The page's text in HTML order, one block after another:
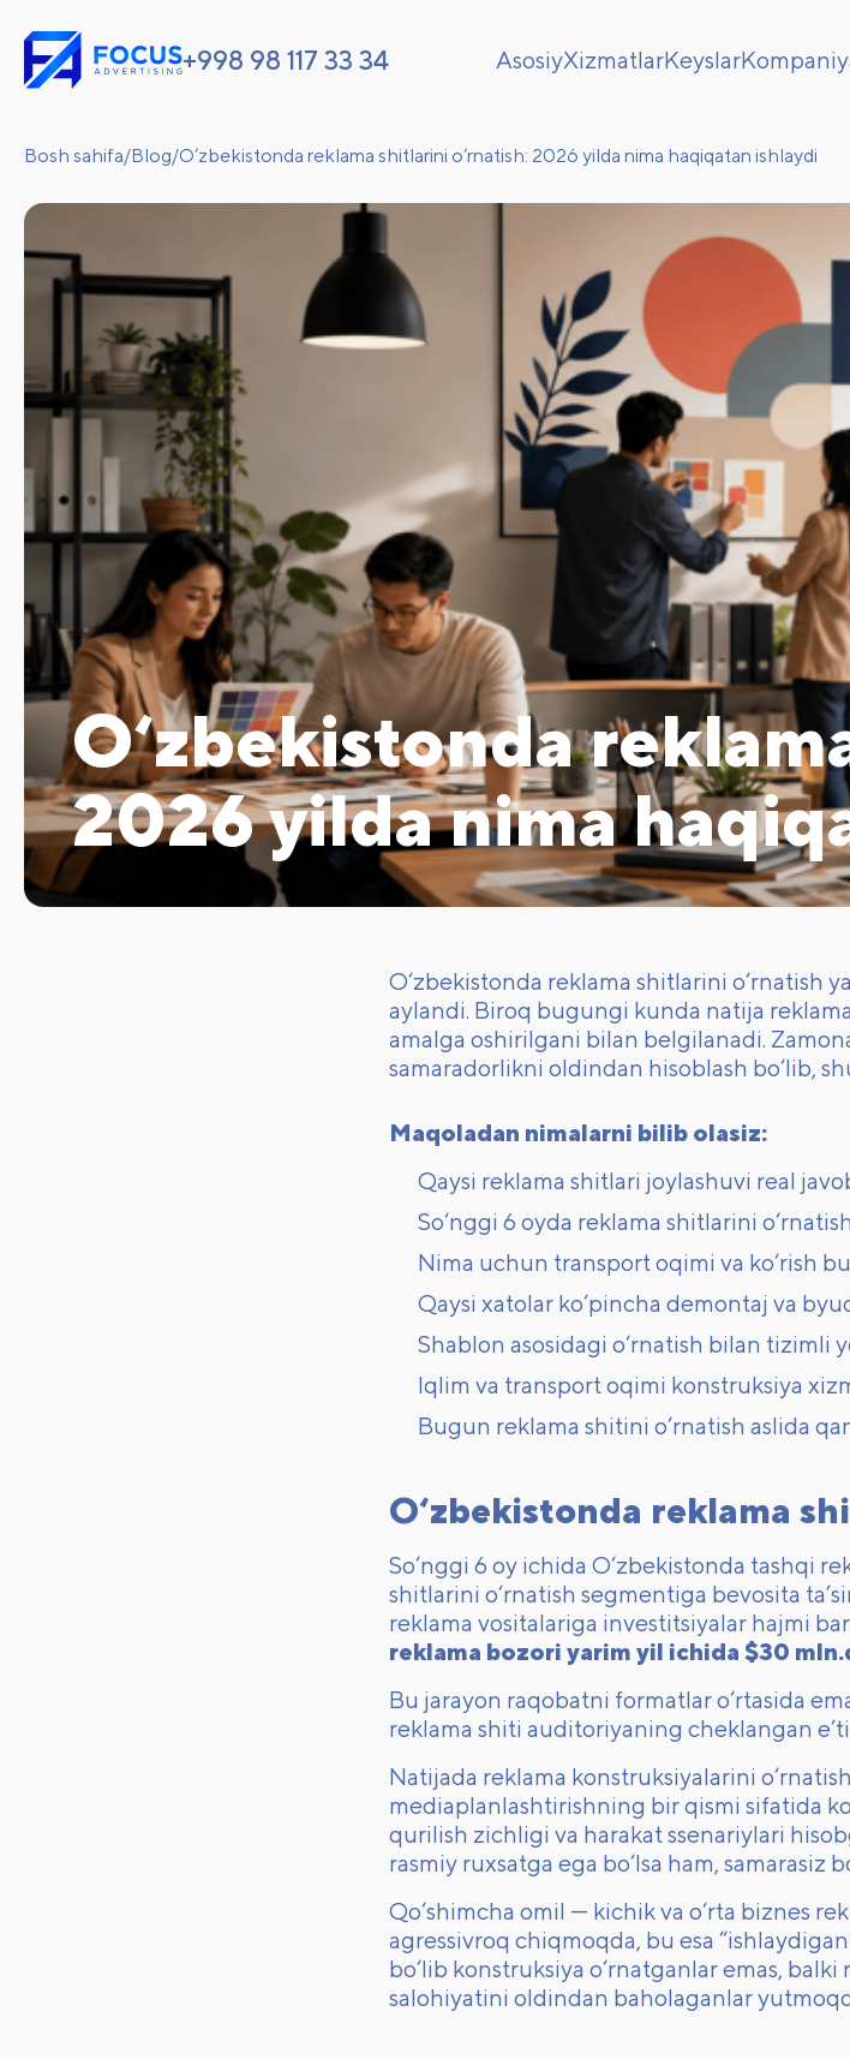
+998 98 117 33 34 AsosiyXizmatlarKeyslar
Bosh sahifa/Blog/O‘zbekistonda reklama shitlarini o‘rnatish: 2026 yilda nima haqiqatan ishlaydi
O‘zbekistonda
2026 yilda nima
O‘zbekistonda reklama shitlarini o‘rnatish
aylandi. Biroq bugungi kunda natija
amalga oshirilgani bilan belgilanadi.
samaradorlikni oldindan hisoblash bo‘lib,
Maqoladan nimalarni bilib olasiz:
Qaysi reklama shitlari joylashuvi real
So‘nggi 6 oyda reklama shitlarini
Nima uchun transport oqimi va ko‘rish
Qaysi xatolar ko‘pincha demontaj va
Shablon asosidagi o‘rnatish bilan tizimli
Iqlim va transport oqimi konstruksiya
Bugun reklama shitini o‘rnatish aslida
O‘zbekistonda reklama
So‘nggi 6 oy ichida O‘zbekistonda tashqi
shitlarini o‘rnatish segmentiga bevosita
reklama vositalariga investitsiyalar hajmi
reklama bozori yarim yil ichida $30
Bu jarayon raqobatni formatlar o‘rtasida
reklama shiti auditoriyaning cheklangan
Natijada reklama konstruksiyalarini
mediaplanlashtirishning bir qismi sifatida
qurilish zichligi va harakat ssenariylari
rasmiy ruxsatga ega bo‘lsa ham, samarasiz
Qo‘shimcha omil — kichik va o‘rta biznes
agressivroq chiqmoqda, bu esa
bo‘lib konstruksiya o‘rnatganlar emas,
salohiyatini oldindan baholaganlar